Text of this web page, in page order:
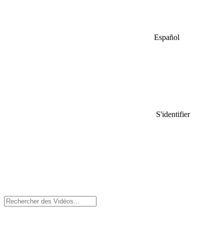
Español
S'identifier